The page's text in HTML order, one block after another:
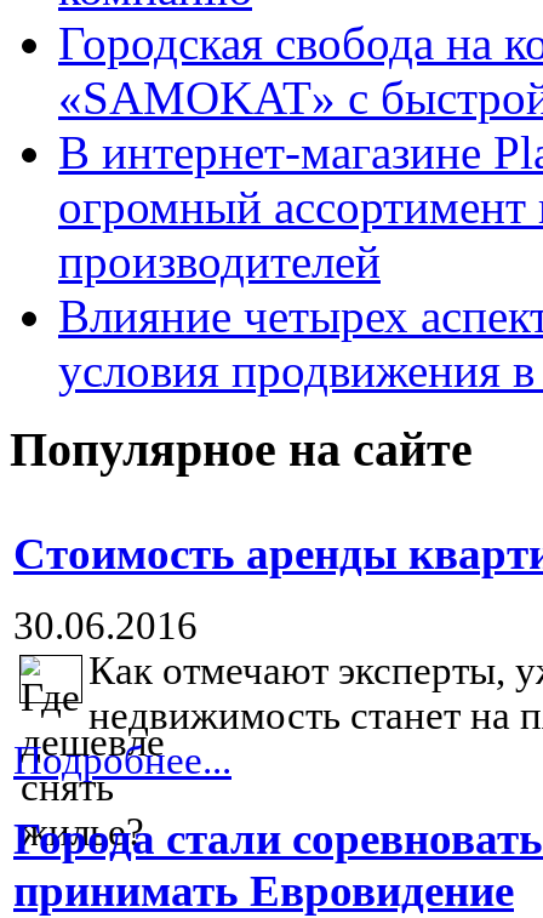
Городская свобода на
«SAMOKAT» с
В интернет-магазине
огромный ассортимент
производителей
Влияние четырех
условия продвижения
Популярное на сайте
Стоимость аренды
30.06.2016
Как отмечают эксперты,
недвижимость станет на
Подробнее...
Города стали
принимать Евровидение